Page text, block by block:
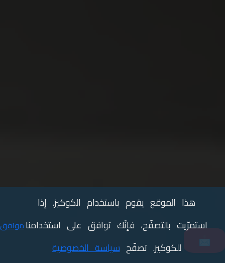
هذا الموقع يقوم باستخدام الكوكيز. إذا
استمرّيت بالتصفّح، فإنّك توافق على استخدامنا
للكوكيز. تصفّحسياسة الخصوصية
موافق